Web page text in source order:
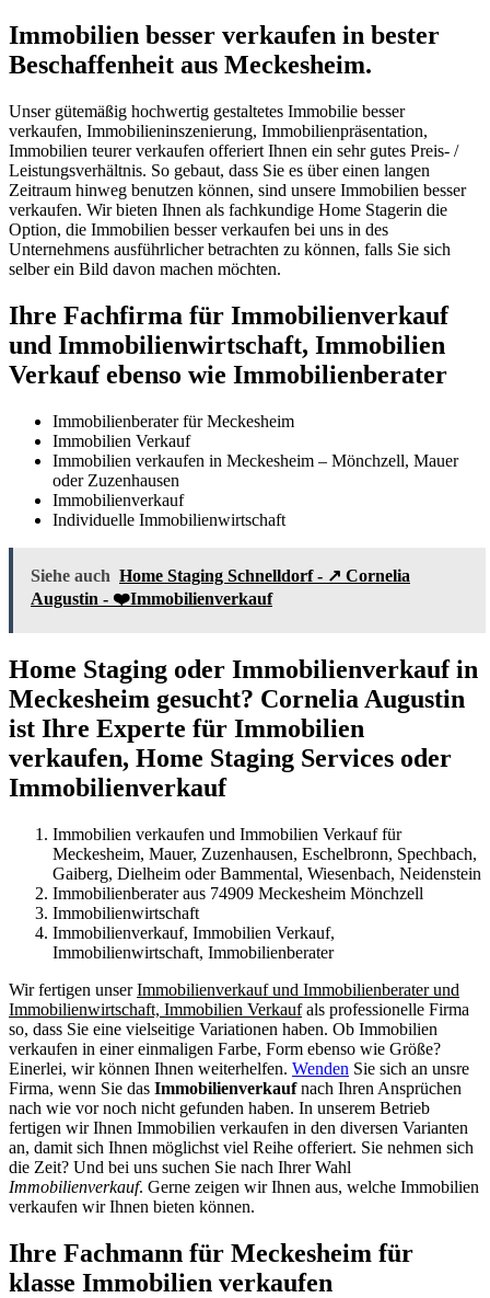
Immobilien besser verkaufen in bester
Beschaffenheit aus Meckesheim.
Unser gütemäßig hochwertig gestaltetes Immobilie besser
verkaufen, Immobilieninszenierung, Immobilienpräsentation,
Immobilien teurer verkaufen offeriert Ihnen ein sehr gutes Preis- /
Leistungsverhältnis. So gebaut, dass Sie es über einen langen
Zeitraum hinweg benutzen können, sind unsere Immobilien besser
verkaufen. Wir bieten Ihnen als fachkundige Home Stagerin die
Option, die Immobilien besser verkaufen bei uns in des
Unternehmens ausführlicher betrachten zu können, falls Sie sich
selber ein Bild davon machen möchten.
Ihre Fachfirma für Immobilienverkauf
und Immobilienwirtschaft, Immobilien
Verkauf ebenso wie Immobilienberater
Immobilienberater für Meckesheim
Immobilien Verkauf
Immobilien verkaufen in Meckesheim – Mönchzell, Mauer
oder Zuzenhausen
Immobilienverkauf
Individuelle Immobilienwirtschaft
Siehe auch Home Staging Schnelldorf - ↗️ Cornelia
Augustin - ❤️Immobilienverkauf
Home Staging oder Immobilienverkauf in
Meckesheim gesucht? Cornelia Augustin
ist Ihre Experte für Immobilien
verkaufen, Home Staging Services oder
Immobilienverkauf
Immobilien verkaufen und Immobilien Verkauf für
Meckesheim, Mauer, Zuzenhausen, Eschelbronn, Spechbach,
Gaiberg, Dielheim oder Bammental, Wiesenbach, Neidenstein
Immobilienberater aus 74909 Meckesheim Mönchzell
Immobilienwirtschaft
Immobilienverkauf, Immobilien Verkauf,
Immobilienwirtschaft, Immobilienberater
Wir fertigen unserImmobilienverkauf und Immobilienberater und
Immobilienwirtschaft, Immobilien Verkaufals professionelle Firma
so, dass Sie eine vielseitige Variationen haben. Ob Immobilien
verkaufen in einer einmaligen Farbe, Form ebenso wie Größe?
Einerlei, wir können Ihnen weiterhelfen. Wenden Sie sich an unsre
Firma, wenn Sie das Immobilienverkaufnach Ihren Ansprüchen
nach wie vor noch nicht gefunden haben. In unserem Betrieb
fertigen wir Ihnen Immobilien verkaufen in den diversen Varianten
an, damit sich Ihnen möglichst viel Reihe offeriert. Sie nehmen sich
die Zeit? Und bei uns suchen Sie nach Ihrer Wahl
Immobilienverkauf. Gerne zeigen wir Ihnen aus, welche Immobilien
verkaufen wir Ihnen bieten können.
Ihre Fachmann für Meckesheim für
klasse Immobilien verkaufen